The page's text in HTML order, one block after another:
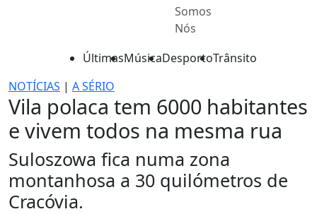
Somos
Nós
ÚltimasMúsicaDesportoTrânsito
NOTÍCIAS | A SÉRIO
Vila polaca tem 6000 habitantes
e vivem todos na mesma rua
Suloszowa fica numa zona
montanhosa a 30 quilómetros de
Cracóvia.